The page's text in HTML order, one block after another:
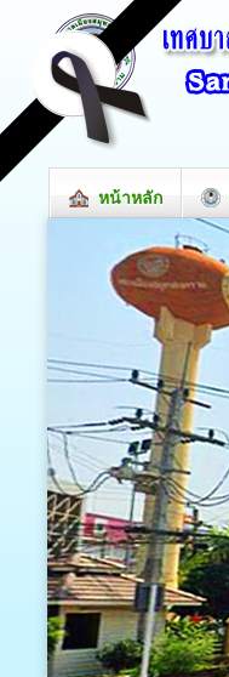
หน้าหลัก